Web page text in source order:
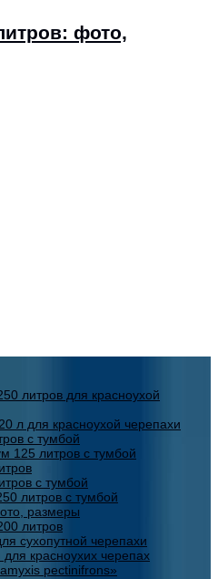
фото,
литров для красноухой
л для красноухой черепахи
с тумбой
125 литров с тумбой
с тумбой
литров с тумбой
размеры
литров
сухопутной черепахи
красноухих черепах
pectinifrons»